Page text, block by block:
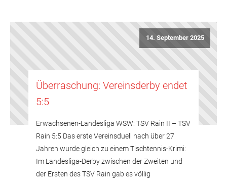
14. September 2025
Überraschung: Vereinsderby endet
5:5
Erwachsenen-Landesliga WSW: TSV Rain II – TSV
Rain 5:5 Das erste Vereinsduell nach über 27
Jahren wurde gleich zu einem Tischtennis-Krimi:
Im Landesliga-Derby zwischen der Zweiten und
der Ersten des TSV Rain gab es völlig